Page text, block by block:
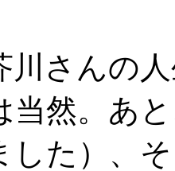
さんの
当然。あ
した）、